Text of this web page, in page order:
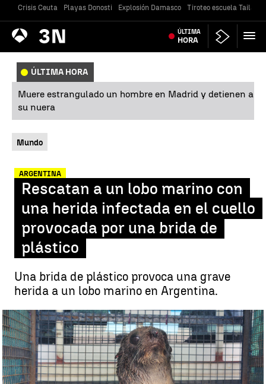
Crisis Ceuta Playas Donosti Explosión Damasco Tiroteo escuela
Antena
3 Noticias ÚLTIMA
HORA
ÚLTIMA HORA
Muere estrangulado un hombre en Madrid y detienen a
su nuera
Mundo
ARGENTINA
Rescatan a un lobo marino con
una herida infectada en el cuello
provocada por una brida de
plástico
Una brida de plástico provoca una grave
herida a un lobo marino en Argentina.
Rescate lobo marino herido en Argentina |Fundación Mundo Marino